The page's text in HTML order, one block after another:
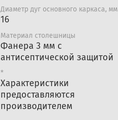
Диаметр дуг основного каркаса, мм
16
Материал столешницы
Фанера 3 мм с
антисептической защитой
*
Характеристики
предоставляются
производителем